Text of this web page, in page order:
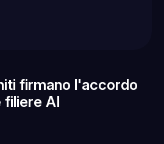
firmano l'accordo
filiere AI